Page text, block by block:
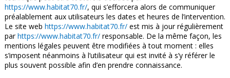
https://www.habitat70.fr/, qui s’efforcera alors de communiquer
préalablement aux utilisateurs les dates et heures de l’intervention.
Le site web https://www.habitat70.fr/est mis à jour régulièrement
parhttps://www.habitat70.fr/responsable. De la même façon, les
mentions légales peuvent être modifiées à tout moment : elles
s’imposent néanmoins à l’utilisateur qui est invité à s’y référer le
plus souvent possible afin d’en prendre connaissance.